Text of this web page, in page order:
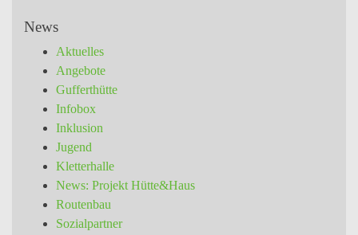
News
Aktuelles
Angebote
Gufferthütte
Infobox
Inklusion
Jugend
Kletterhalle
News: Projekt Hütte&Haus
Routenbau
Sozialpartner